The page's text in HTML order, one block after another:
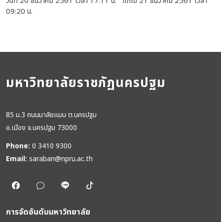
09:20 น.
มหาวิทยาลัยราชภัฏนครปฐม
85 ม.3 ถนนมาลัยแมน ต.นครปฐม
อ.เมือง จ.นครปฐม 73000
Phone: 0 3410 9300
Email: saraban@npru.ac.th
การจัดอันดับมหาวิทยาลัย